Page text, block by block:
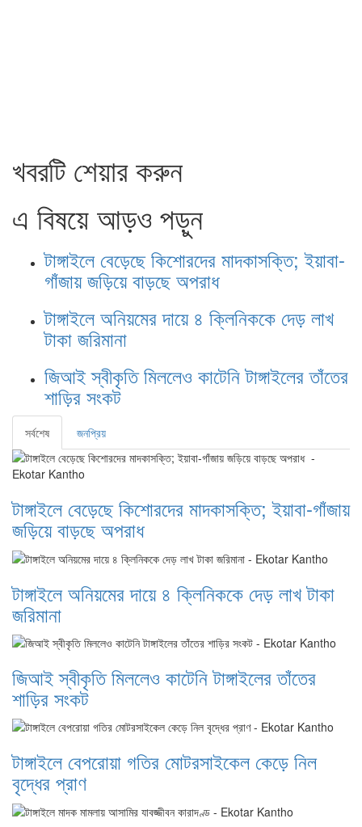
খবরটি শেয়ার করুন
এ বিষয়ে আড়ও পড়ুন
টাঙ্গাইলে বেড়েছে কিশোরদের মাদকাসক্তি; ইয়াবা-
গাঁজায় জড়িয়ে বাড়ছে অপরাধ
টাঙ্গাইলে অনিয়মের দায়ে ৪ ক্লিনিককে দেড় লাখ
টাকা জরিমানা
জিআই স্বীকৃতি মিললেও কাটেনি টাঙ্গাইলের তাঁতের
শাড়ির সংকট
সর্বশেষ জনপ্রিয়
টাঙ্গাইলে বেড়েছে কিশোরদের মাদকাসক্তি; ইয়াবা-গাঁজায়
জড়িয়ে বাড়ছে অপরাধ
টাঙ্গাইলে অনিয়মের দায়ে ৪ ক্লিনিককে দেড় লাখ টাকা
জরিমানা
জিআই স্বীকৃতি মিললেও কাটেনি টাঙ্গাইলের তাঁতের
শাড়ির সংকট
টাঙ্গাইলে বেপরোয়া গতির মোটরসাইকেল কেড়ে নিল
বৃদ্ধের প্রাণ